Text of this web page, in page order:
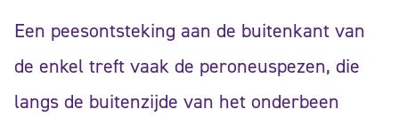
Een peesontsteking aan de buitenkant van
de enkel treft vaak de peroneuspezen, die
langs de buitenzijde van het onderbeen